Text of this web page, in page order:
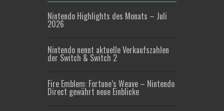
Nintendo Highlights des Monats – Juli
2026
Nintendo nennt aktuelle Verkaufszahlen
der Switch & Switch 2
Fire Emblem: Fortune’s Weave – Nintendo
Direct gewährt neue Einblicke